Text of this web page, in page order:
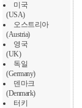
미국
(USA)
오스트리아
(Austria)
영국
(UK)
독일
(Germany)
덴마크
(Denmark)
터키